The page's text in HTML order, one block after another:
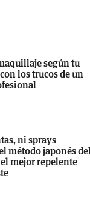
según tu
los trucos de un
ni sprays
método japonés
mejor repelente